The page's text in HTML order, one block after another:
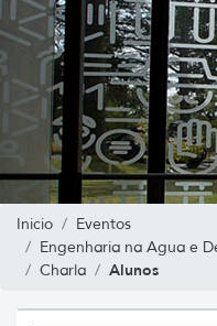
Inicio
Eventos
Engenharia na Agua e
Charla
Alunos